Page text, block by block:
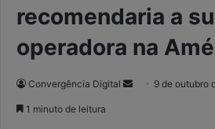
recomendaria a
operadora na
Convergência Digital 9 de outubro
1 minuto de leitura